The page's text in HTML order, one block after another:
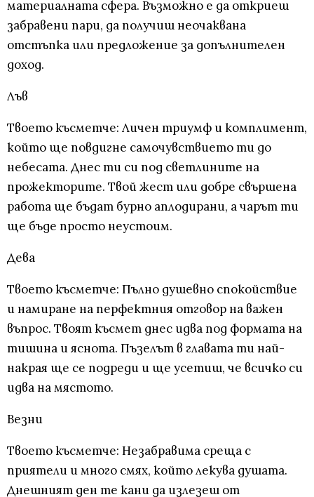
материалната сфера. Възможно е да откриеш
забравени пари, да получиш неочаквана
отстъпка или предложение за допълнителен
доход.
Лъв
Твоето късметче: Личен триумф и комплимент,
който ще повдигне самочувствието ти до
небесата. Днес ти си под светлините на
прожекторите. Твой жест или добре свършена
работа ще бъдат бурно аплодирани, а чарът ти
ще бъде просто неустоим.
Дева
Твоето късметче: Пълно душевно спокойствие
и намиране на перфектния отговор на важен
въпрос. Твоят късмет днес идва под формата на
тишина и яснота. Пъзелът в главата ти най-
накрая ще се подреди и ще усетиш, че всичко си
идва на мястото.
Везни
Твоето късметче: Незабравима среща с
приятели и много смях, който лекува душата.
Днешният ден те кани да излезеш от